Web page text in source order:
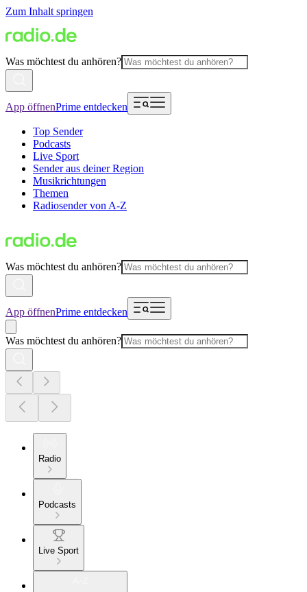
Zum Inhalt springen
Was möchtest du anhören?
App öffnenPrime entdecken
Top Sender
Podcasts
Live Sport
Sender aus deiner Region
Musikrichtungen
Themen
Radiosender von A-Z
Was möchtest du anhören?
App öffnenPrime entdecken
Was möchtest du anhören?
Radio
Podcasts
Live Sport